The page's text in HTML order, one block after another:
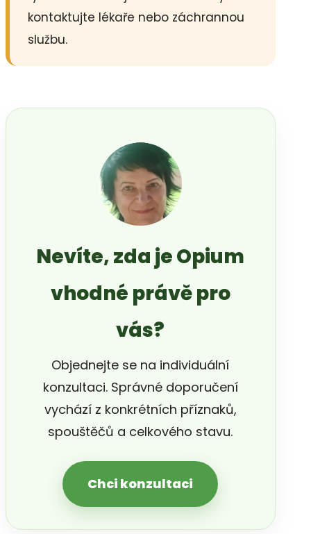
kontaktujte lékaře nebo záchrannou
službu.
Nevíte, zda je Opium
vhodné právě pro
vás?
Objednejte se na individuální
konzultaci. Správné doporučení
vychází z konkrétních příznaků,
spouštěčů a celkového stavu.
Chci konzultaci